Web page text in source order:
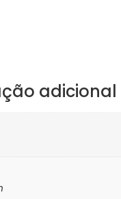
adicional